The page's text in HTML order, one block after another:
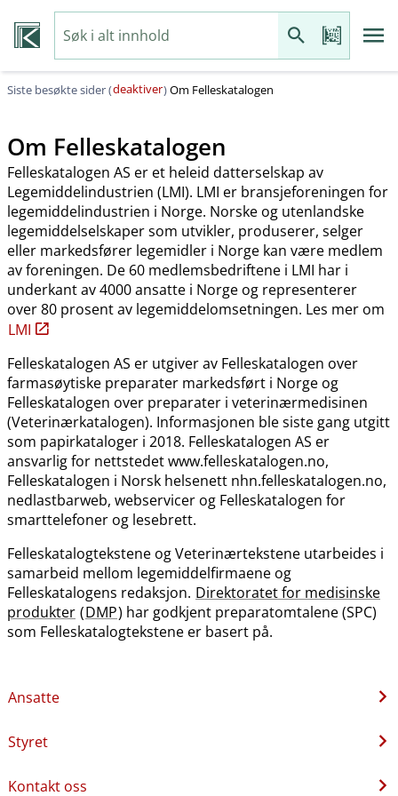
Siste besøkte sider (deaktiver)Om Felleskatalogen
Om Felleskatalogen
Felleskatalogen AS er et heleid datterselskap av
Legemiddelindustrien (LMI). LMI er bransjeforeningen for
legemiddelindustrien i Norge. Norske og utenlandske
legemiddelselskaper som utvikler, produserer, selger
eller markedsfører legemidler i Norge kan være medlem
av foreningen. De 60 medlemsbedriftene i LMI har i
underkant av 4000 ansatte i Norge og representerer
over 80 prosent av legemiddelomsetningen. Les mer om
LMI
Felleskatalogen AS er utgiver av Felleskatalogen over
farmasøytiske preparater markedsført i Norge og
Felleskatalogen over preparater i veterinærmedisinen
(Veterinærkatalogen). Informasjonen ble siste gang utgitt
som papirkataloger i 2018. Felleskatalogen AS er
ansvarlig for nettstedet www.felleskatalogen.no,
Felleskatalogen i Norsk helsenett nhn.felleskatalogen.no,
nedlastbarweb, webservicer og Felleskatalogen for
smarttelefoner og lesebrett.
Felleskatalogtekstene og Veterinærtekstene utarbeides i
samarbeid mellom legemiddelfirmaene og
Felleskatalogens redaksjon. Direktoratet for medisinske
produkter (DMP) har godkjent preparatomtalene (SPC)
som Felleskatalogtekstene er basert på.
Ansatte
Styret
Kontakt oss